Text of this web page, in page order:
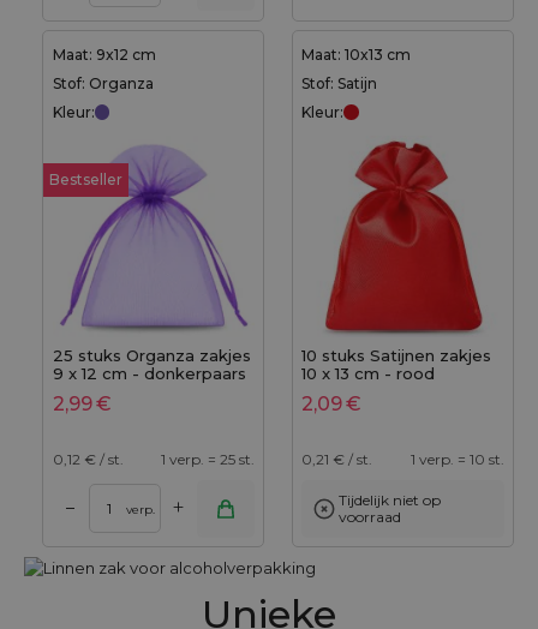
Maat: 9x12 cm
Stof: Organza
Kleur:
Bestseller
25 stuks Organza zakjes
9 x 12 cm - donkerpaars
2,99€
0,12 € / st. 1 verp. = 25 st.
– verp. +
Maat: 10x13 cm
Stof: Satijn
Kleur:
10 stuks Satijnen zakjes
10 x 13 cm - rood
2,09€
0,21 € / st. 1 verp. = 10 st.
Tijdelijk niet op
voorraad
Unieke